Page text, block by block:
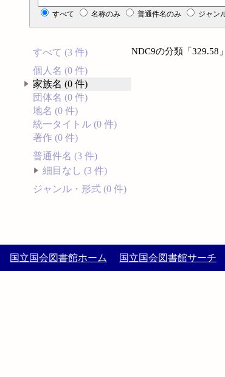
すべて 名称のみ 普通件名のみ ジャン
すべて (3 件)
個人名 (0 件)
家族名 (0 件)
団体名 (0 件)
地名 (0 件)
統一タイトル (0 件)
著作 (0 件)
普通件名 (3 件)
細目なし (3 件)
ジャンル・形式 (0 件)
NDC9の分類「329.58
国立国会図書館ホーム 国立国会図書館サーチ